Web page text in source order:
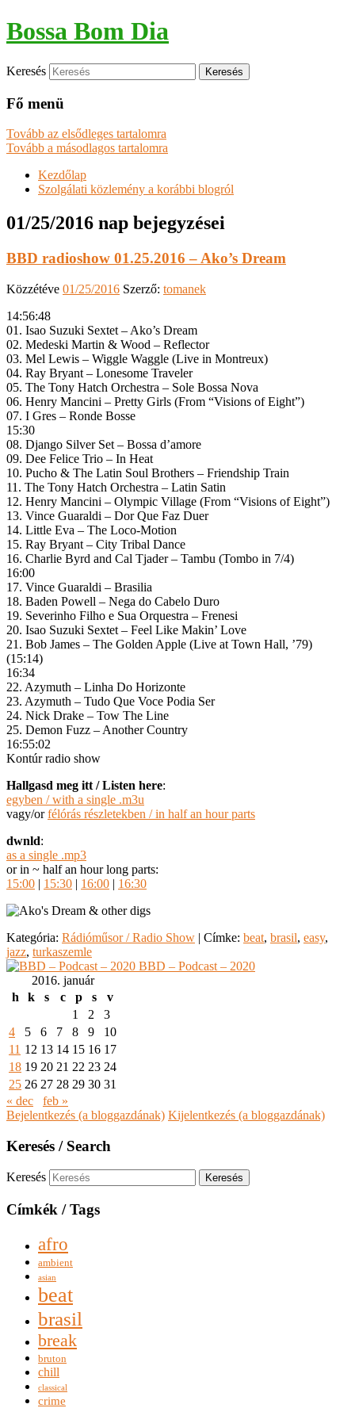
Bossa Bom Dia
Keresés
Fő menü
Tovább az elsődleges tartalomra
Tovább a másodlagos tartalomra
Kezdőlap
Szolgálati közlemény a korábbi blogról
01/25/2016 nap bejegyzései
BBD radioshow 01.25.2016 – Ako’s Dream
Közzétéve 01/25/2016 Szerző: tomanek
14:56:48
01. Isao Suzuki Sextet – Ako’s Dream
02. Medeski Martin & Wood – Reflector
03. Mel Lewis – Wiggle Waggle (Live in Montreux)
04. Ray Bryant – Lonesome Traveler
05. The Tony Hatch Orchestra – Sole Bossa Nova
06. Henry Mancini – Pretty Girls (From “Visions of Eight”)
07. I Gres – Ronde Bosse
15:30
08. Django Silver Set – Bossa d’amore
09. Dee Felice Trio – In Heat
10. Pucho & The Latin Soul Brothers – Friendship Train
11. The Tony Hatch Orchestra – Latin Satin
12. Henry Mancini – Olympic Village (From “Visions of Eight”)
13. Vince Guaraldi – Dor Que Faz Duer
14. Little Eva – The Loco-Motion
15. Ray Bryant – City Tribal Dance
16. Charlie Byrd and Cal Tjader – Tambu (Tombo in 7/4)
16:00
17. Vince Guaraldi – Brasilia
18. Baden Powell – Nega do Cabelo Duro
19. Severinho Filho e Sua Orquestra – Frenesi
20. Isao Suzuki Sextet – Feel Like Makin’ Love
21. Bob James – The Golden Apple (Live at Town Hall, ’79)
(15:14)
16:34
22. Azymuth – Linha Do Horizonte
23. Azymuth – Tudo Que Voce Podia Ser
24. Nick Drake – Tow The Line
25. Demon Fuzz – Another Country
16:55:02
Kontúr radio show
Hallgasd meg itt / Listen here:
egyben / with a single .m3u
vagy/orfélórás részletekben / in half an hour parts
dwnld:
as a single .mp3
or in ~ half an hour long parts:
15:00 | 15:30 | 16:00 | 16:30
Kategória: Rádióműsor / Radio Show | Címke: beat, brasil, easy,
jazz, turkaszemle
BBD – Podcast – 2020
2016. január
h
k s c p s
v
1
2
3
4
5 6 7 8 9
10
11 12 13 14 15 16 17
18 19 20 21 22 23 24
25 26 27 28 29 30 31
« dec
feb »
Bejelentkezés (a bloggazdának) Kijelentkezés (a bloggazdának)
Keresés / Search
Keresés
Címkék / Tags
afro
ambient
asian
beat
brasil
break
bruton
chill
classical
crime